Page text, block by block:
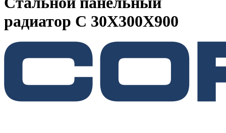
радиатор C 30Х300Х900